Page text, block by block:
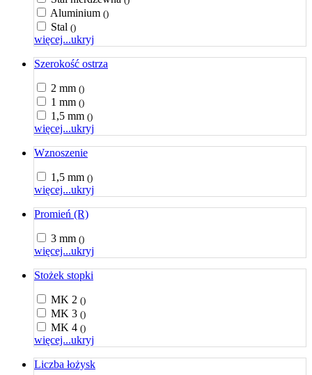
Aluminium ()
Stal ()
więcej...ukryj
Szerokość ostrza
2 mm ()
1 mm ()
1,5 mm ()
więcej...ukryj
Wznoszenie
1,5 mm ()
więcej...ukryj
Promień (R)
3 mm ()
więcej...ukryj
Stożek stopki
MK 2 ()
MK 3 ()
MK 4 ()
więcej...ukryj
Liczba łożysk